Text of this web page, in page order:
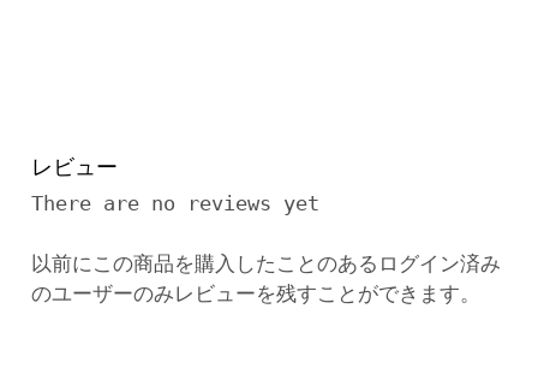
レビュー
There are no reviews yet
以前にこの商品を購入したことのあるログイン済み
のユーザーのみレビューを残すことができます。